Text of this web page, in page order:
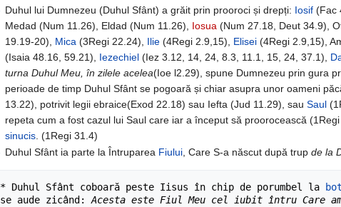
Duhul lui Dumnezeu (Duhul Sfânt) a grăit prin prooroci și drepți: Iosif (Fac
Medad (Num 11.26), Eldad (Num 11.26), Iosua (Num 27.18, Deut 34.9),
19.19-20), Mica (3Regi 22.24), Ilie (4Regi 2.9,15), Elisei (4Regi 2.9,15),
(Isaia 48.16, 59.21), Iezechiel (Iez 3.12, 14, 24, 8.3, 11.1, 15, 24, 37.1),
turna Duhul Meu, în zilele acelea(Ioe l2.29), spune Dumnezeu prin gura
perioade de timp Duhul Sfânt se pogoară și chiar asupra unor oameni
13.22), potrivit legii ebraice(Exod 22.18) sau Iefta (Jud 11.29), sauSaul
repeta cum a fost cazul lui Saul care iar a început să proorocească
sinucis . (1Regi 31.4)
Duhul Sfânt ia parte la Întruparea Fiului, Care S-a născut după trupde la
* Duhul Sfânt coboară peste Iisus în chip de porumbel la
se aude zicând: Acesta este Fiul Meu cel iubit întru Care